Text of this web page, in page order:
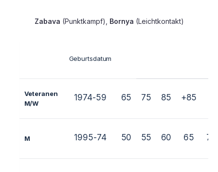
Zabava (Punktkampf), Bornya (Leichtkontakt)
Geburtsdatum
Veteranen
M/W
1974-59 65 75 85 +85
M 1995-74 50 55 60 65 70